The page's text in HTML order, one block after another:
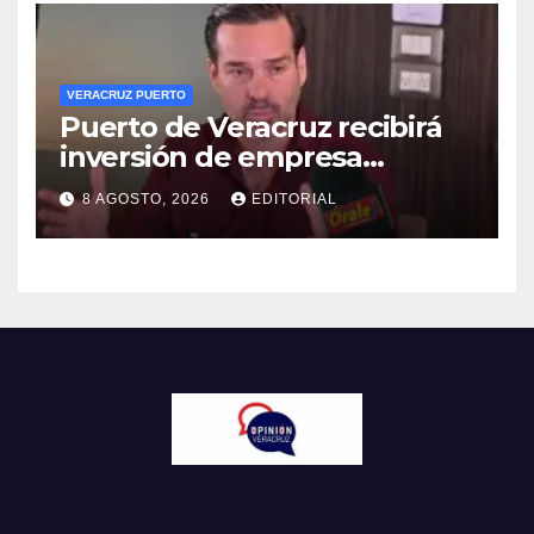
VERACRUZ PUERTO
Puerto de Veracruz recibirá
inversión de empresa
harinera: Eduardo Vega
8 AGOSTO, 2026 EDITORIAL